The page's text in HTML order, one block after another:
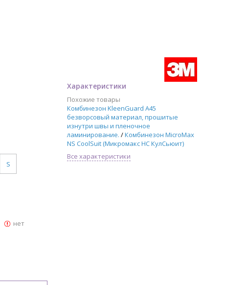
S
Характеристики
Похожие товары
Комбинезон KleenGuard A45
безворсовый материал, прошитые
изнутри швы и пленочное
ламинирование. /Комбинезон MicroMax
NS CoolSuit (Микромакс НС КулСьюит)
Все характеристики
нет